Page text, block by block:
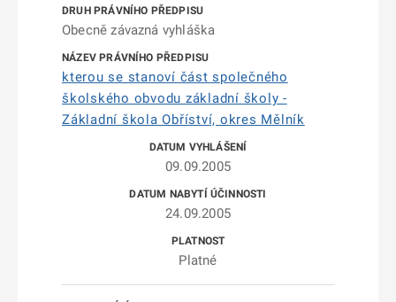
Obecně závazná vyhláška
kterou se stanoví část společného
školského obvodu základní školy -
Základní škola Obříství, okres Mělník
09.09.2005
24.09.2005
Platné